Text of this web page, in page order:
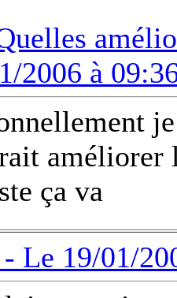
2006 à
améliorer
ça va
Le 19/01/